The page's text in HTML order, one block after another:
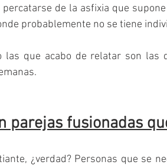
de la asfixia que
probablemente no se tiene
las que acabo de relatar son las
parejas fusionadas
¿verdad? Personas que se